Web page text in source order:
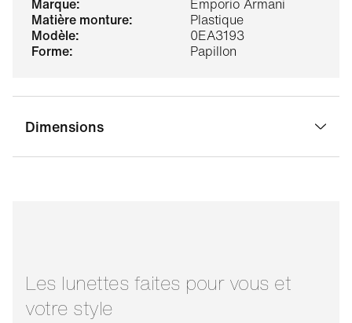
matière monture:
Plastique
modèle:
0EA3193
forme:
Papillon
Dimensions
branche:
Les lunettes faites pour vous et
votre style